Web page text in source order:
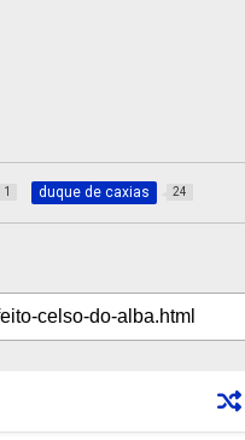
1 duque de caxias 24